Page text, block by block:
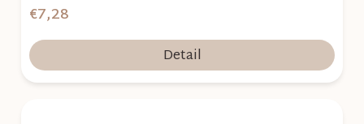
€7,28
Detail